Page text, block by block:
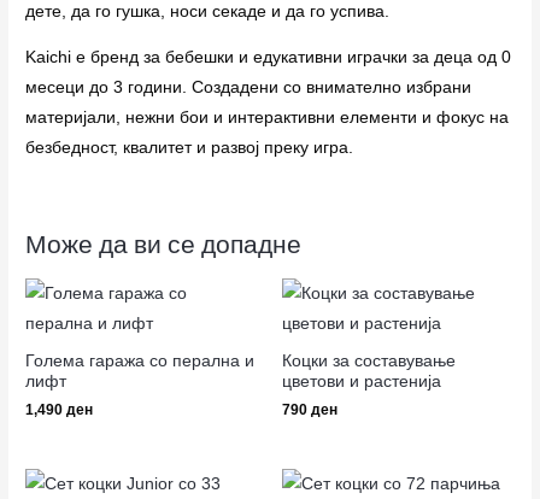
дете, да го гушка, носи секаде и да го успива.
Kaichi е бренд за бебешки и едукативни играчки за деца од 0
месеци до 3 години. Создадени со внимателно избрани
материјали, нежни бои и интерактивни елементи и фокус на
безбедност, квалитет и развој преку игра.
Може да ви се допадне
Голема гаража со перална и
лифт
1,490ден
Коцки за составување
цветови и растенија
790 ден